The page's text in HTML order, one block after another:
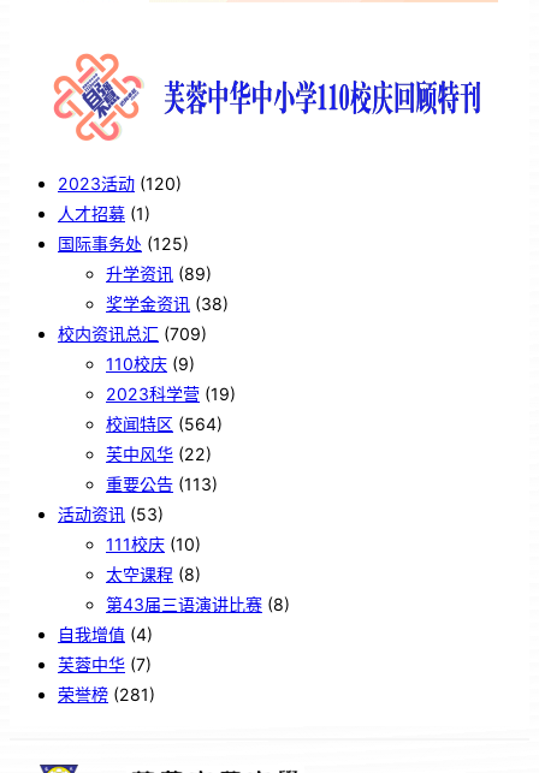
2023活动 (120)
人才招募 (1)
国际事务处 (125)
升学资讯 (89)
奖学金资讯 (38)
校内资讯总汇 (709)
110校庆 (9)
2023科学营 (19)
校闻特区 (564)
芙中风华 (22)
重要公告 (113)
活动资讯 (53)
111校庆 (10)
太空课程 (8)
第43届三语演讲比赛 (8)
自我增值 (4)
芙蓉中华 (7)
荣誉榜 (281)